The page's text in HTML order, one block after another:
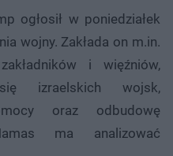
ogłosił w poniedziałek
wojny. Zakłada on m.in.
i więźniów,
izraelskich wojsk,
oraz odbudowę
ma analizować